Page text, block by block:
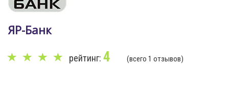
ЯР-Банк
рейтинг: 4 (всего 1 отзывов)